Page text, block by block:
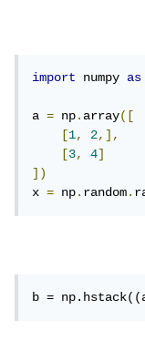
import numpy as
a = np.array([
[1, 2,],
[3, 4]
])
x = np.random.
b =